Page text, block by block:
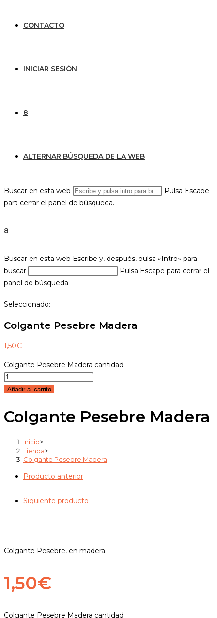
CONTACTO
INICIAR SESIÓN
8
ALTERNAR BÚSQUEDA DE LA WEB
Buscar en esta web
Pulsa Escape
para cerrar el panel de búsqueda.
8
Buscar en esta web Escribe y, después, pulsa «Intro» para
buscar
Pulsa Escape para cerrar el
panel de búsqueda.
Seleccionado:
Colgante Pesebre Madera
1,50€
Colgante Pesebre Madera cantidad
Añadir al carrito
Colgante Pesebre Madera
Inicio>
Tienda>
Colgante Pesebre Madera
Producto anterior
Siguiente producto
Colgante Pesebre, en madera.
1,50€
Colgante Pesebre Madera cantidad